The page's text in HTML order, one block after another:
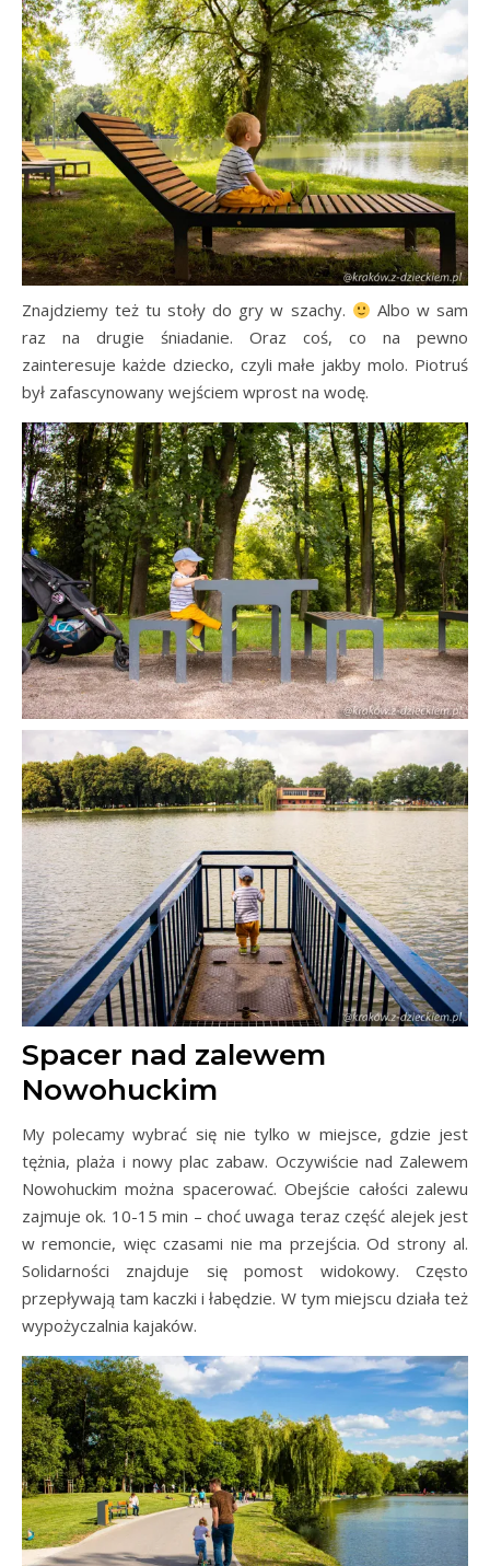
Znajdziemy też tu stoły do gry w szachy.
Albo w sam
raz na drugie śniadanie. Oraz coś, co na pewno
zainteresuje każde dziecko, czyli małe jakby molo. Piotruś
był zafascynowany wejściem wprost na wodę.
Spacer nad zalewem
Nowohuckim
My polecamy wybrać się nie tylko w miejsce, gdzie jest
tężnia, plaża i nowy plac zabaw. Oczywiście nad Zalewem
Nowohuckim można spacerować. Obejście całości zalewu
zajmuje ok. 10-15 min – choć uwaga teraz część alejek jest
w remoncie, więc czasami nie ma przejścia. Od strony al.
Solidarności znajduje się pomost widokowy. Często
przepływają tam kaczki i łabędzie. W tym miejscu działa też
wypożyczalnia kajaków.